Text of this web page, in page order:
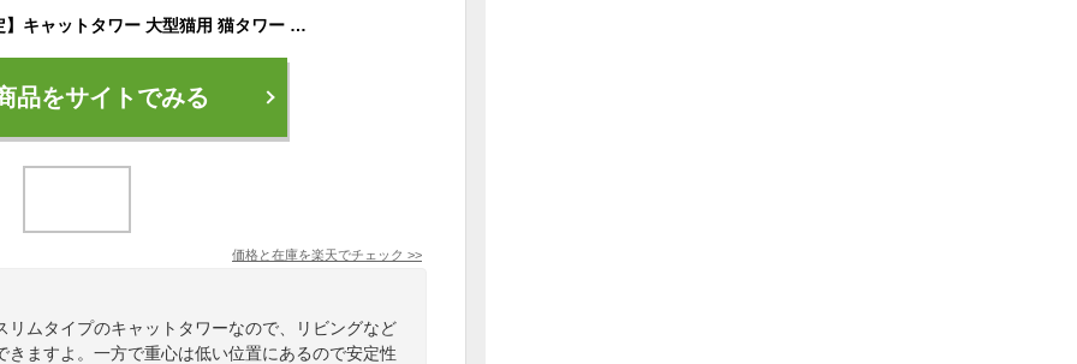
【P10倍・SS期間限定】キャットタワー 大型猫用 猫タワー スリム 多頭飼い 人気 据え置き 猫じゃらし3本付き 省スペース 登りやすい 多機能 安定 厚さ2.4cm土台 広いハンモック 見晴台 ねこハウス ボンボン おもちゃ 天然麻紐 爪研ぎ 高さ175cm
品をサイトでみる
価格と在庫を楽天でチェック >>
リムタイプのキャットタワーなので、リビングなど
きますよ。一方で重心は低い位置にあるので安定性